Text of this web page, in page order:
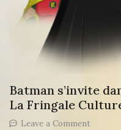
Batman s’invite
La Fringale
Leave a Commenton